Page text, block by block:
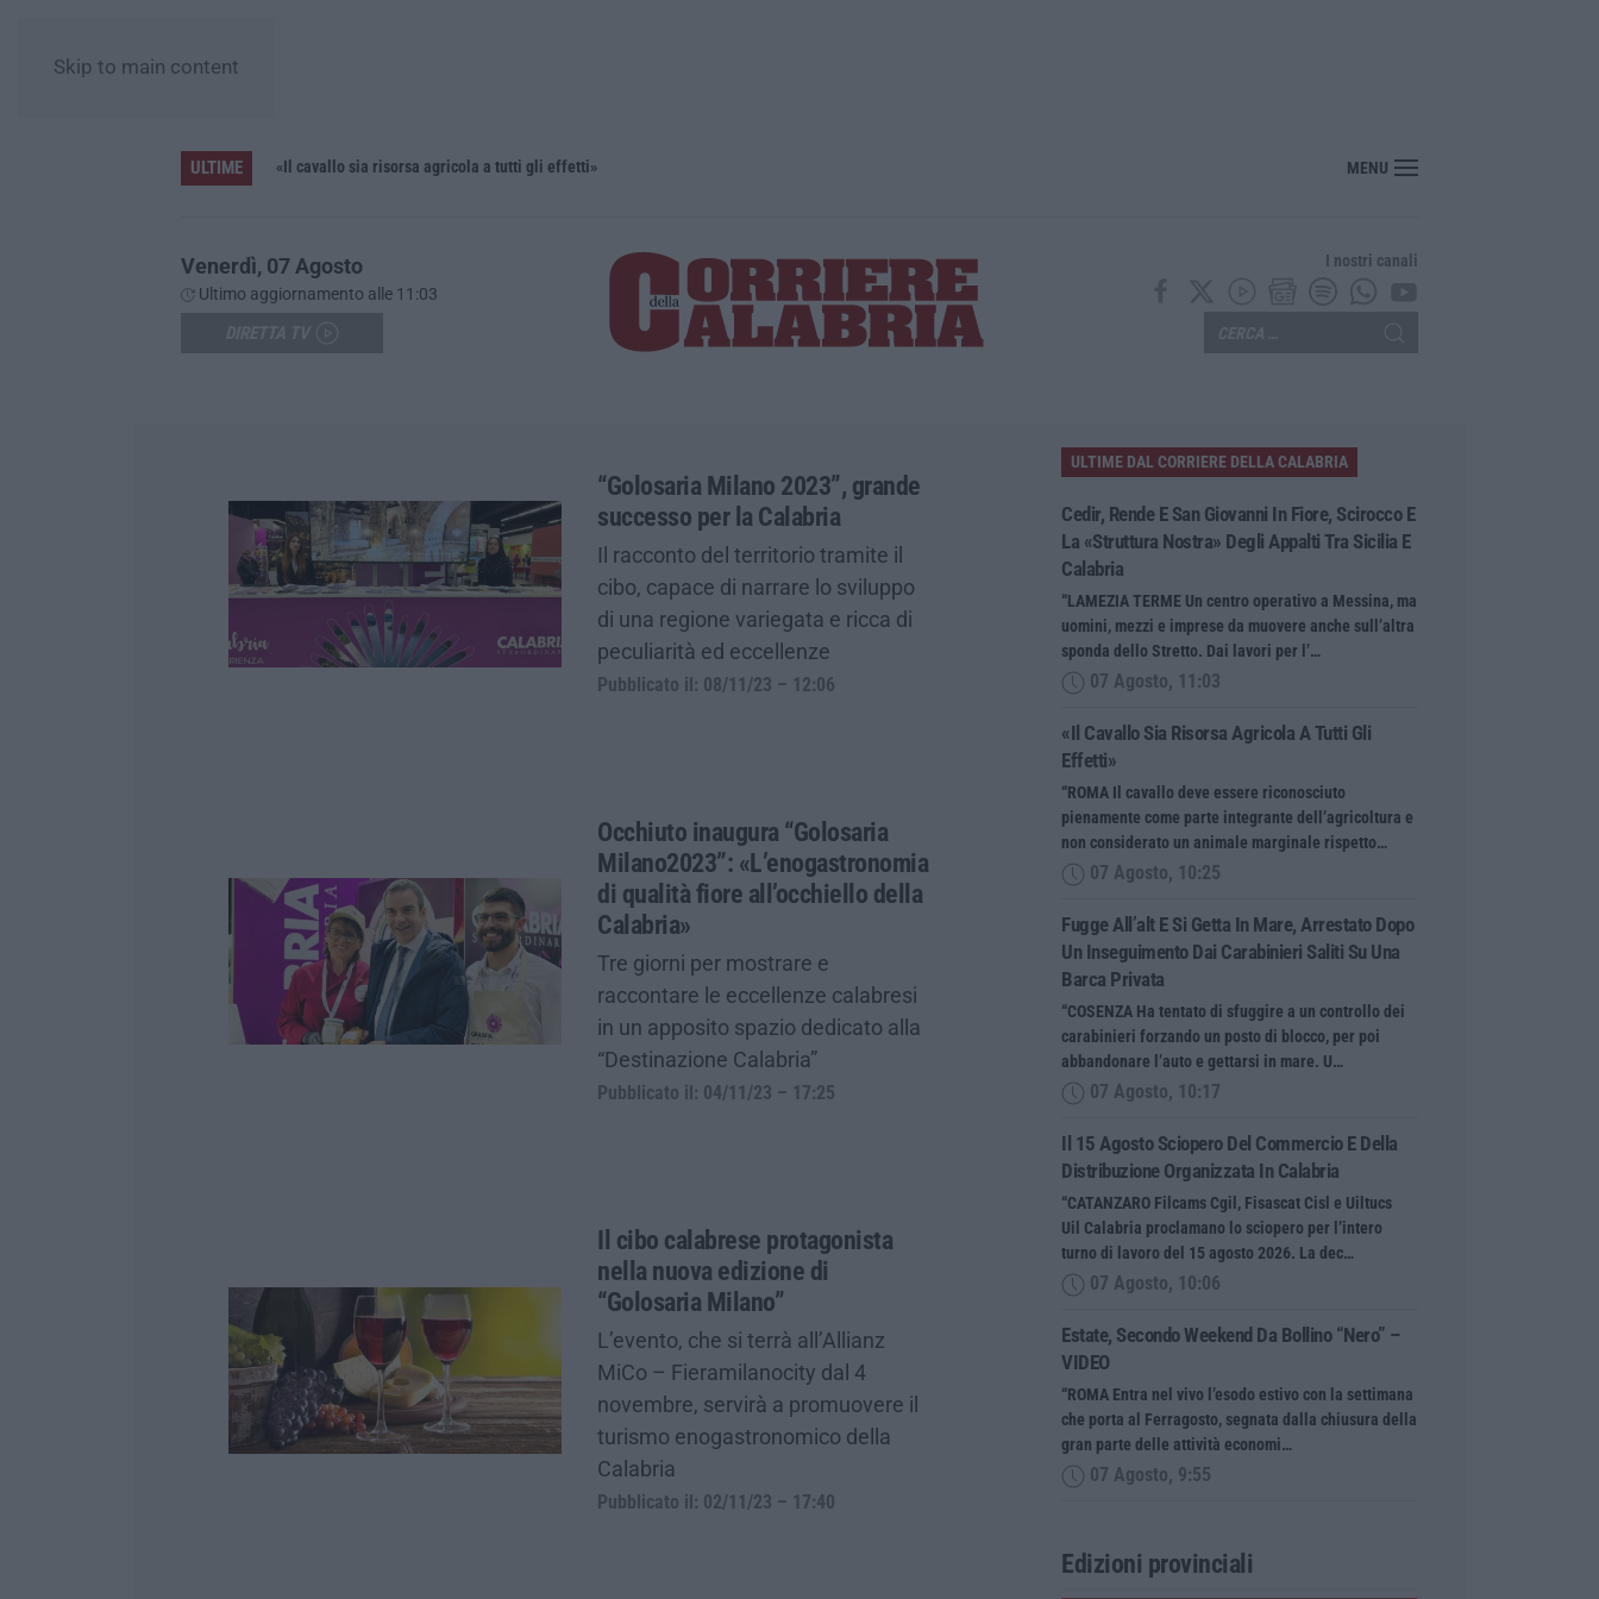
Skip to main content
ULTIME
Cedir, Rende e San Giovanni in Fiore, Scirocco e la «struttura nostra» degli appalti tra Sicilia e Calabria «Il cavallo sia risorsa agricola a tutti gli effetti» MENU
Venerdì, 07 Agosto
Ultimo aggiornamento alle 11:03
I nostri canali
“Golosaria Milano 2023”, grande
successo per la Calabria
Il racconto del territorio tramite il
cibo, capace di narrare lo sviluppo
di una regione variegata e ricca di
peculiarità ed eccellenze
Pubblicato il: 08/11/23 – 12:06
Occhiuto inaugura “Golosaria
Milano2023”: «L’enogastronomia
di qualità fiore all’occhiello della
Calabria»
Tre giorni per mostrare e
raccontare le eccellenze calabresi
in un apposito spazio dedicato alla
“Destinazione Calabria”
Pubblicato il: 04/11/23 – 17:25
Il cibo calabrese protagonista
nella nuova edizione di
“Golosaria Milano”
L’evento, che si terrà all’Allianz
MiCo – Fieramilanocity dal 4
novembre, servirà a promuovere il
turismo enogastronomico della
Calabria
Pubblicato il: 02/11/23 – 17:40
ULTIME DAL CORRIERE DELLA CALABRIA
Cedir, Rende E San Giovanni In Fiore, Scirocco E
La «struttura Nostra» Degli Appalti Tra Sicilia E
Calabria
“LAMEZIA TERME Un centro operativo a Messina, ma
uomini, mezzi e imprese da muovere anche sull’altra
sponda dello Stretto. Dai lavori per l’…
07 Agosto, 11:03
«Il Cavallo Sia Risorsa Agricola A Tutti Gli
Effetti»
“ROMA Il cavallo deve essere riconosciuto
pienamente come parte integrante dell’agricoltura e
non considerato un animale marginale rispetto…
07 Agosto, 10:25
Fugge All’alt E Si Getta In Mare, Arrestato Dopo
Un Inseguimento Dai Carabinieri Saliti Su Una
Barca Privata
“COSENZA Ha tentato di sfuggire a un controllo dei
carabinieri forzando un posto di blocco, per poi
abbandonare l’auto e gettarsi in mare. U…
07 Agosto, 10:17
Il 15 Agosto Sciopero Del Commercio E Della
Distribuzione Organizzata In Calabria
“CATANZARO Filcams Cgil, Fisascat Cisl e Uiltucs
Uil Calabria proclamano lo sciopero per l’intero
turno di lavoro del 15 agosto 2026. La dec…
07 Agosto, 10:06
Estate, Secondo Weekend Da Bollino “nero” –
VIDEO
“ROMA Entra nel vivo l’esodo estivo con la settimana
che porta al Ferragosto, segnata dalla chiusura della
gran parte delle attività economi…
07 Agosto, 9:55
Edizioni provinciali